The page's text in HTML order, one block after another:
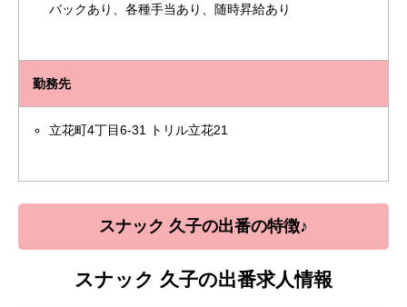
バックあり、各種手当あり、随時昇給あり
勤務先
立花町4丁目6-31 トリル立花21
スナック 久子の出番の特徴♪
スナック 久子の出番求人情報